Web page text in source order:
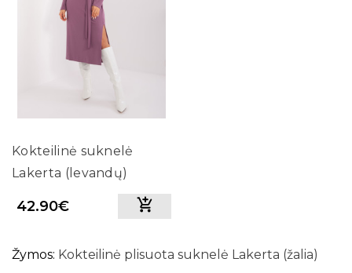
Kokteilinė suknelė
Lakerta (levandų)
42.90€
Žymos: Kokteilinė plisuota suknelė Lakerta (žalia)